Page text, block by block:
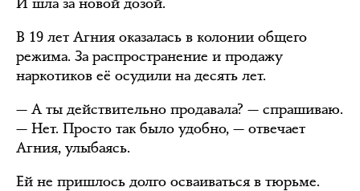
В 19 лет Агния оказалась в колонии общего
режима. За распространение и продажу
наркотиков её осудили на десять лет.
— А ты действительно продавала? — спрашиваю.
— Нет. Просто так было удобно, — отвечает
Агния, улыбаясь.
Ей не пришлось долго осваиваться в тюрьме.